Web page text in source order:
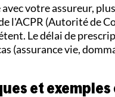
avec votre assureur,
l'ACPR (Autorité de
Le délai de
(assurance vie,
et